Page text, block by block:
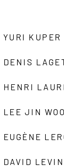
YURI KUPER
DENIS
HENRI
LEE JIN WOO
EUGÈNE
DAVID